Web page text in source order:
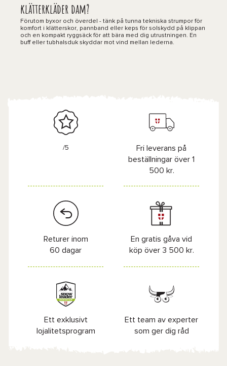
klätterkläder dam?
Förutom byxor och överdel - tänk på tunna tekniska strumpor för
komfort i klätterskor, pannband eller keps för solskydd på klippan
och en kompakt ryggsäck för att bära med dig utrustningen. En
buff eller tubhalsduk skyddar mot vind mellan lederna.
/5
Fri leverans på
beställningar över 1
500 kr.
Returer inom
60 dagar
En gratis gåva vid
köp över 3 500 kr.
Ett exklusivt
lojalitetsprogram
Ett team av experter
som ger dig råd